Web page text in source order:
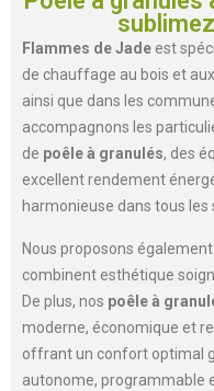
Flammes de Jade est
de chauffage au bois et
ainsi que dans les
accompagnons les
de poêle à granulés, des
excellent rendement
harmonieuse dans tous les
Nous proposons
combinent esthétique
De plus, nos poêle à
moderne, économique et
offrant un confort optimal
autonome, programmable